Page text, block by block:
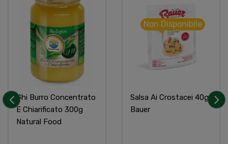
Ghi Burro Concentrato
E Chiarificato 300g
Natural Food
Salsa Ai Crostacei 40g
Bauer
Non Disponibile